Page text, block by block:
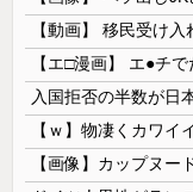
【ｗ】物凄くカワイ
【画像】カップヌー